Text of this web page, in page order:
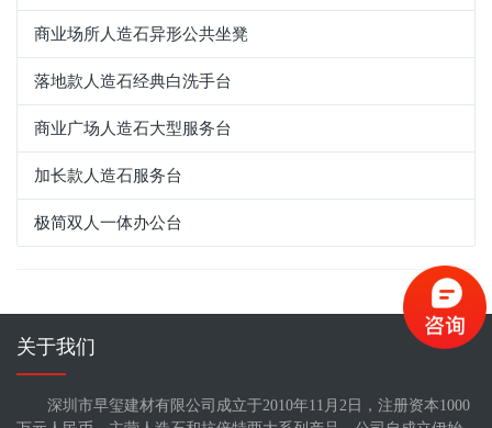
商业场所人造石异形公共坐凳
落地款人造石经典白洗手台
商业广场人造石大型服务台
加长款人造石服务台
极简双人一体办公台
关于我们
深圳市早玺建材有限公司成立于2010年11月2日，注册资本1000